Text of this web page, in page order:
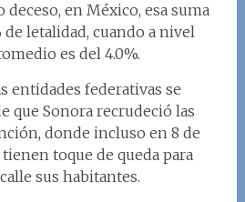
deceso, en México, esa suma
de letalidad, cuando a nivel
es del 4.0%.
entidades federativas se
que Sonora recrudeció las
donde incluso en 8 de
toque de queda para
sus habitantes.